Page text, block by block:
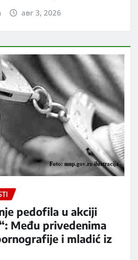
авг 3, 2026
pedofila u akciji
Među privedenima
i mladić iz